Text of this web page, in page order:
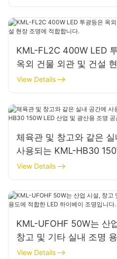
KML-FL2C 400W LED
옥외 건물 외관 및 건설
에 적합합니다.
View Details
체육관 및 창고와 같은 실
사용되는 KML-HB30
산업 및 광산용 조명 공급
다.
View Details
KML-UFOHF 50W는 산
창고 및 기타 실내 조명
합한 LED 하이베이 조명
View Details